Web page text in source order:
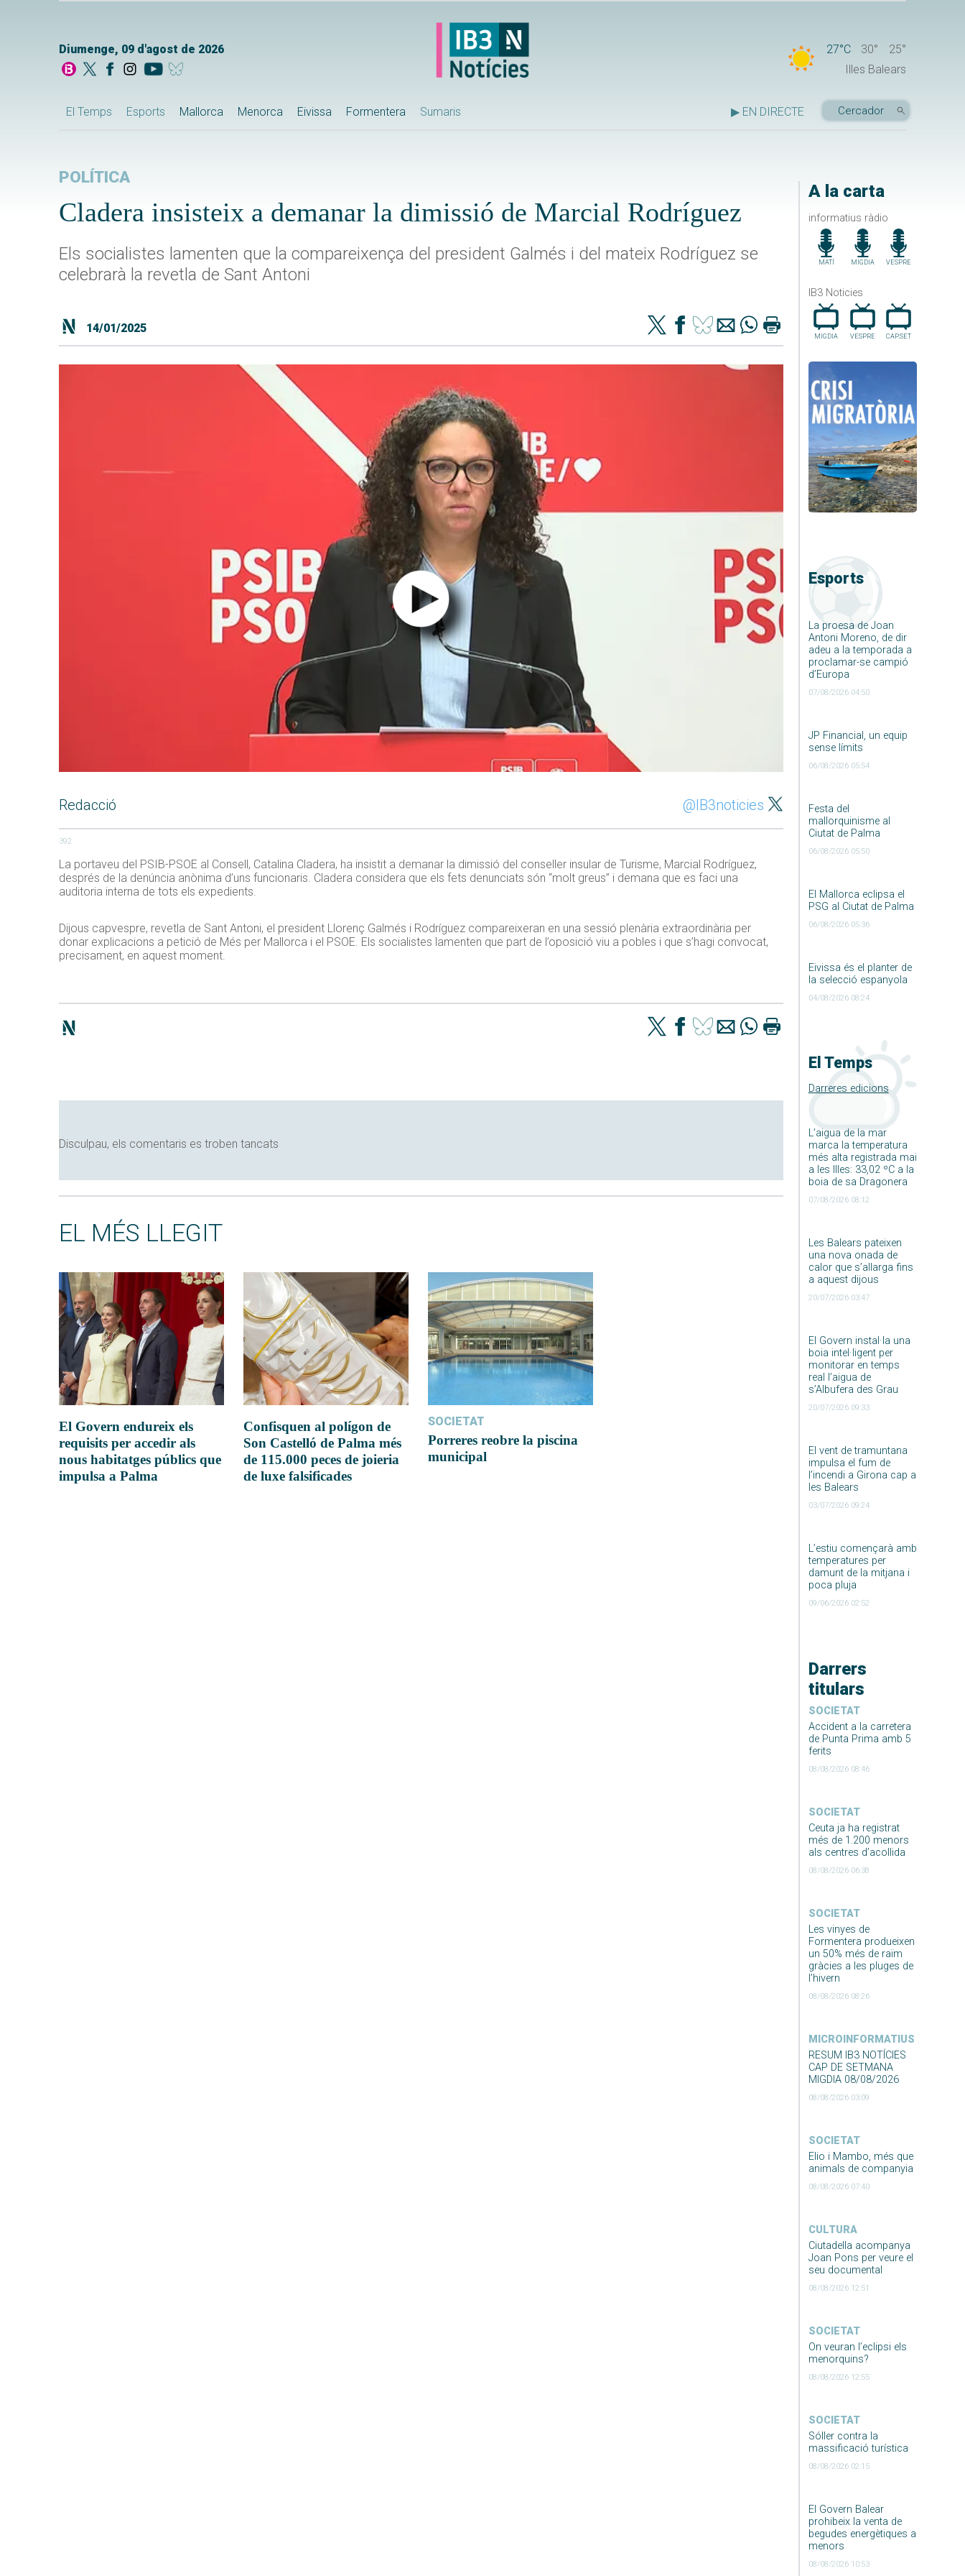
Diumenge, 09 d'agost de 2026 27°C 30°
25°
Illes Balears
El Temps Esports Mallorca Menorca Eivissa Formentera Sumaris ▶ EN DIRECTE
A la carta
informatius ràdio
MATÍ MIGDIA VESPRE
IB3 Noticies
MIGDIA VESPRE CAP.SET
Esports
La proesa de Joan
Antoni Moreno, de dir
adeu a la temporada a
proclamar-se campió
d’Europa
07/08/2026 04:50
JP Financial, un equip
sense límits
06/08/2026 05:54
Festa del
mallorquinisme al
Ciutat de Palma
06/08/2026 05:50
El Mallorca eclipsa el
PSG al Ciutat de Palma
06/08/2026 05:36
Eivissa és el planter de
la selecció espanyola
04/08/2026 08:24
El Temps
Darreres edicions
L’aigua de la mar
marca la temperatura
més alta registrada mai
a les Illes: 33,02 ºC a la
boia de sa Dragonera
07/08/2026 08:12
Les Balears pateixen
una nova onada de
calor que s’allarga fins
a aquest dijous
20/07/2026 03:47
El Govern instal·la una
boia intel·ligent per
monitorar en temps
real l’aigua de
s’Albufera des Grau
20/07/2026 09:33
El vent de tramuntana
impulsa el fum de
l’incendi a Girona cap a
les Balears
03/07/2026 09:24
L’estiu començarà amb
temperatures per
damunt de la mitjana i
poca pluja
09/06/2026 02:52
Darrers
titulars
SOCIETAT
Accident a la carretera
de Punta Prima amb 5
ferits
08/08/2026 08:46
SOCIETAT
Ceuta ja ha registrat
més de 1.200 menors
als centres d’acollida
08/08/2026 06:38
SOCIETAT
Les vinyes de
Formentera produeixen
un 50% més de raïm
gràcies a les pluges de
l’hivern
08/08/2026 08:26
MICROINFORMATIUS
RESUM IB3 NOTÍCIES
CAP DE SETMANA
MIGDIA 08/08/2026
08/08/2026 03:09
SOCIETAT
Elio i Mambo, més que
animals de companyia
08/08/2026 07:40
CULTURA
Ciutadella acompanya
Joan Pons per veure el
seu documental
08/08/2026 12:51
SOCIETAT
On veuran l’eclipsi els
menorquins?
08/08/2026 12:55
SOCIETAT
Sóller contra la
massificació turística
08/08/2026 02:15
El Govern Balear
prohibeix la venta de
begudes energètiques a
menors
08/08/2026 10:53
POLÍTICA
Cladera insisteix a demanar la dimissió de Marcial Rodríguez
Els socialistes lamenten que la compareixença del president Galmés i del mateix Rodríguez se
celebrarà la revetla de Sant Antoni
14/01/2025
Redacció @IB3noticies
392
La portaveu del PSIB-PSOE al Consell, Catalina Cladera, ha insistit a demanar la dimissió del conseller insular de Turisme, Marcial Rodríguez,
després de la denúncia anònima d’uns funcionaris. Cladera considera que els fets denunciats són “molt greus” i demana que es faci una
auditoria interna de tots els expedients.
Dijous capvespre, revetla de Sant Antoni, el president Llorenç Galmés i Rodríguez compareixeran en una sessió plenària extraordinària per
donar explicacions a petició de Més per Mallorca i el PSOE. Els socialistes lamenten que part de l’oposició viu a pobles i que s’hagi convocat,
precisament, en aquest moment.
Disculpau, els comentaris es troben tancats
EL MÉS LLEGIT
El Govern endureix els
requisits per accedir als
nous habitatges públics que
impulsa a Palma
Confisquen al polígon de
Son Castelló de Palma més
de 115.000 peces de joieria
de luxe falsificades
SOCIETAT
Porreres reobre la piscina
municipal